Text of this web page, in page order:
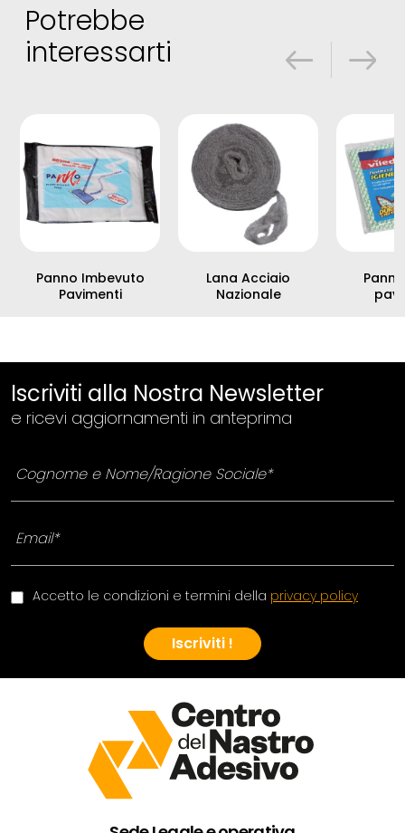
Potrebbe
interessarti
Panno Imbevuto
Pavimenti
Lana Acciaio
Nazionale
Iscriviti alla Nostra Newsletter
e ricevi aggiornamenti in anteprima
Iscriviti !
Accetto le condizioni e termini della privacy policy